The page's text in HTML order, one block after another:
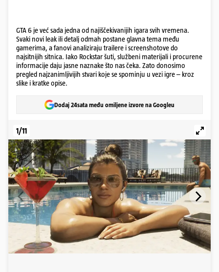
GTA 6 je već sada jedna od najiščekivanijih igara svih vremena.
Svaki novi leak ili detalj odmah postane glavna tema među
gamerima, a fanovi analiziraju trailere i screenshotove do
najsitnijih sitnica. Iako Rockstar šuti, službeni materijali i procurene
informacije daju jasne naznake što nas čeka. Zato donosimo
pregled najzanimljivijih stvari koje se spominju u vezi igre – kroz
slike i kratke opise.
Dodaj 24sata među omiljene izvore na Googleu
1/11